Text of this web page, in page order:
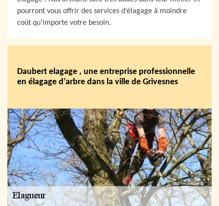
pourront vous offrir des services d’élagage à moindre
coût qu’importe votre besoin.
Daubert elagage , une entreprise professionnelle
en élagage d’arbre dans la ville de Grivesnes